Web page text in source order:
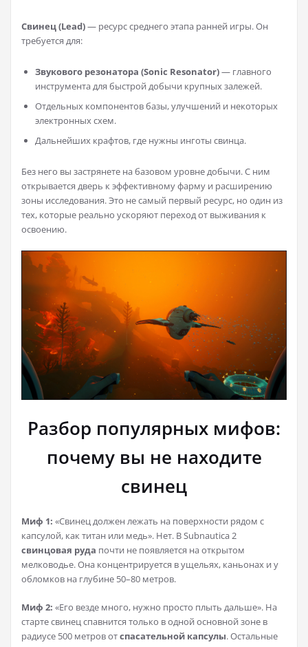
Свинец (Lead)— ресурс среднего этапа ранней игры. Он
требуется для:
Звукового резонатора (Sonic Resonator)— главного
инструмента для быстрой добычи крупных залежей.
Отдельных компонентов базы, улучшений и некоторых
электронных схем.
Дальнейших крафтов, где нужны инготы свинца.
Без него вы застрянете на базовом уровне добычи. С ним
открывается дверь к эффективному фарму и расширению
зоны исследования. Это не самый первый ресурс, но один из
тех, которые реально ускоряют переход от выживания к
освоению.
Разбор популярных мифов:
почему вы не находите
свинец
Миф 1: «Свинец должен лежать на поверхности рядом с
капсулой, как титан или медь». Нет. В Subnautica 2
свинцовая руда почти не появляется на открытом
мелководье. Она концентрируется в ущельях, каньонах и у
обломков на глубине 50–80 метров.
Миф 2: «Его везде много, нужно просто плыть дальше». На
старте свинец спавнится только в одной основной зоне в
радиусе 500 метров отспасательной капсулы. Остальные